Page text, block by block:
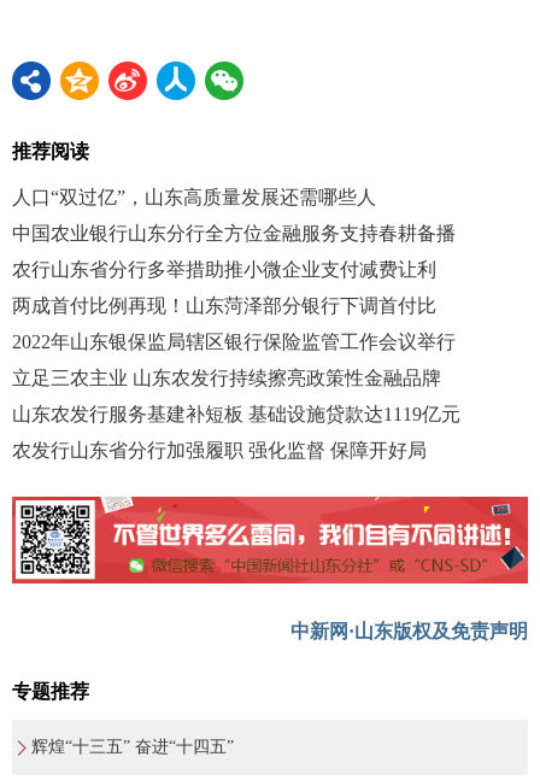
推荐阅读
人口“双过亿”，山东高质量发展还需哪些人
中国农业银行山东分行全方位金融服务支持春耕备播
农行山东省分行多举措助推小微企业支付减费让利
两成首付比例再现！山东菏泽部分银行下调首付比
2022年山东银保监局辖区银行保险监管工作会议举行
立足三农主业 山东农发行持续擦亮政策性金融品牌
山东农发行服务基建补短板 基础设施贷款达1119亿元
农发行山东省分行加强履职 强化监督 保障开好局
中新网·山东版权及免责声明
专题推荐
辉煌“十三五” 奋进“十四五”